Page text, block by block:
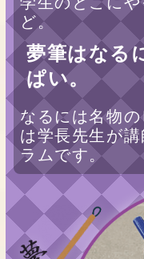
ど。
夢筆はなる
ぱい。
なるには名物の
は学長先生が
ラムです。